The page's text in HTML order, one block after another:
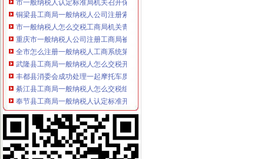
铜梁县工商局一般纳税人公司注册索建立新型目标考核机制
市一般纳税人怎么交税工商局机关青年志愿者服务队成立
重庆市一般纳税人公司注册工商局被列为国家电子政务信息安全试点单位
全市怎么注册一般纳税人工商系统第四期青干班开学
武隆县工商局一般纳税人怎么交税开展户外广告专项整
丰都县消委会成功处理一起摩托车质量投诉案
綦江县工商局一般纳税人怎么交税组织行政处罚案件评查会
奉节县工商局一般纳税人认定标准开展信用信息大练培训工作
合川市一般纳税人认定标准工商局信息化应用大练以训促练见成效
重庆市怎么注册一般纳税人广告违法率大幅下降
合川市一般纳税人公司条件出台非公有制经济优惠政策实施办法
巫山县工商局代办一般纳税人组织开展信用信息化应用考核验收
永川市一般纳税人注册流程工商局开展社会中介机构检查